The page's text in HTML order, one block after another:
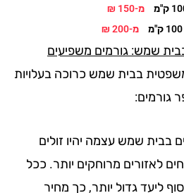
מ-150 ₪
מ-200 ₪
גורמים משפיעים
בבית שמש כרוכה בעלויות
שמש עצמה יהיו זולים
מרוחקים יותר. ככל
גדול יותר, כך מחיר